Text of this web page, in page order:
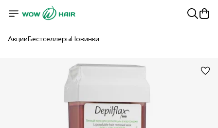
АкцииБестселлерыНовинки